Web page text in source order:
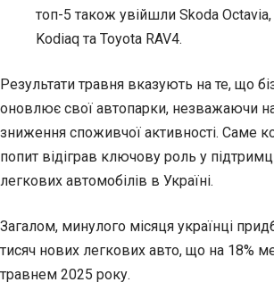
топ-5 також увійшли Skoda
Kodiaq та Toyota RAV4.
Результати травня вказують на те, що
оновлює свої автопарки, незважаючи
зниження споживчої активності. Саме
попит відіграв ключову роль у
легкових автомобілів в Україні.
Загалом, минулого місяця українці
тисяч нових легкових авто, що на 18%
травнем 2025 року.